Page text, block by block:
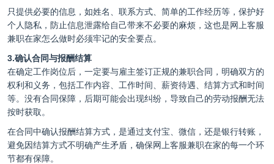
只提供必要的信息，如姓名、联系方式、简单的工作经历等，保护好
个人隐私，防止信息泄露给自己带来不必要的麻烦，这也是网上客服
兼职在家怎么做时必须牢记的安全要点。
3.确认合同与报酬结算
在确定工作岗位后，一定要与雇主签订正规的兼职合同，明确双方的
权利和义务，包括工作内容、工作时间、薪资待遇、结算方式和时间
等。没有合同保障，后期可能会出现纠纷，导致自己的劳动报酬无法
按时获取。
在合同中确认报酬结算方式，是通过支付宝、微信，还是银行转账，
避免因结算方式不明确产生矛盾，确保网上客服兼职在家的每一个环
节都有保障。